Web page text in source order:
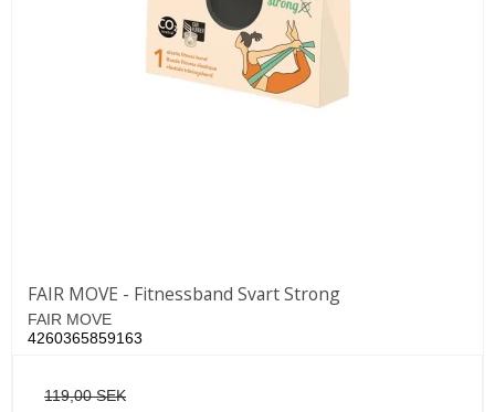
FAIR MOVE - Fitnessband Svart Strong
FAIR MOVE
4260365859163
119,00 SEK